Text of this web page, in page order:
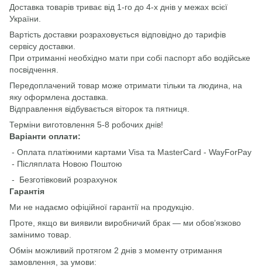
Доставка товарів триває від 1-го до 4-х днів у межах всієї
України.
Вартість доставки розраховується відповідно до тарифів
сервісу доставки.
При отриманні необхідно мати при собі паспорт або водійське
посвідчення.
Передоплачений товар може отримати тільки та людина, на
яку оформлена доставка.
Відправлення відбувається віторок та пятниця.
Терміни виготовлення 5-8 робочих днів!
Варіанти оплати:
- Оплата платіжними картами Visa та MasterCard - WayForPay
- Післяплата Новою Поштою
- Безготівковий розрахунок
Гарантія
Ми не надаємо офіційної гарантії на продукцію.
Проте, якщо ви виявили виробничий брак — ми обов’язково
замінимо товар.
Обмін можливий протягом 2 днів з моменту отримання
замовлення, за умови: